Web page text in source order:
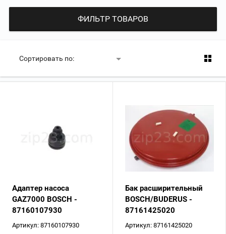
ФИЛЬТР ТОВАРОВ
Сортировать по:
Адаптер насоса
GAZ7000 BOSCH -
87160107930
Артикул: 87160107930
Бак расширительный
BOSCH/BUDERUS -
87161425020
Артикул: 87161425020